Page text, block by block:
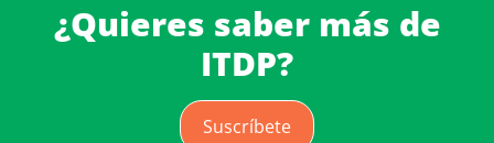
¿Quieres saber más de
ITDP?
Suscríbete